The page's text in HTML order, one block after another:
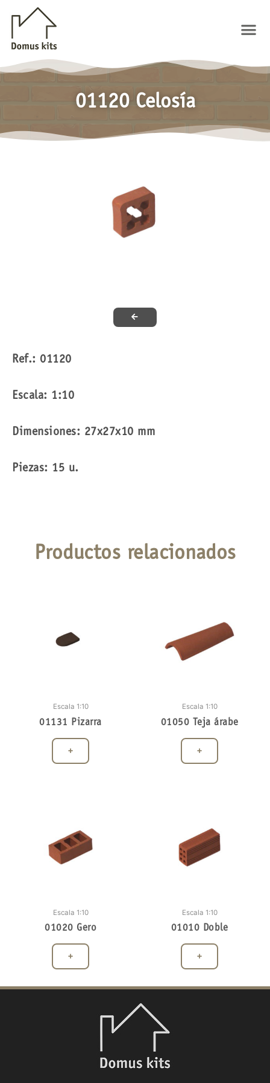
contenido
01120 Celosía
Ref.: 01120
Escala: 1:10
Dimensiones: 27x27x10 mm
Piezas: 15 u.
Productos relacionados
Escala 1:10
01131 Pizarra
+
Escala 1:10
01050 Teja árabe
+
Escala 1:10
01020 Gero
+
Escala 1:10
01010 Doble
+